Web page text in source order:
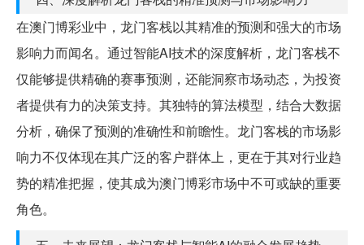
在澳门博彩业中，龙门客栈以其精准的预测和强大的市场
影响力而闻名。通过智能AI技术的深度解析，龙门客栈不
仅能够提供精确的赛事预测，还能洞察市场动态，为投资
者提供有力的决策支持。其独特的算法模型，结合大数据
分析，确保了预测的准确性和前瞻性。龙门客栈的市场影
响力不仅体现在其广泛的客户群体上，更在于其对行业趋
势的精准把握，使其成为澳门博彩市场中不可或缺的重要
角色。